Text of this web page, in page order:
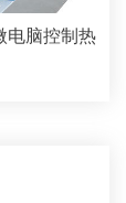
电脑控制热